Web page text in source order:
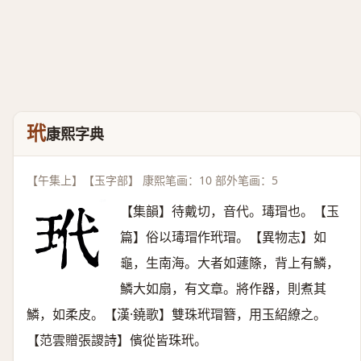
玳康熙字典
【午集上】【玉字部】 康熙笔画：10 部外笔画：5
【集韻】待戴切，音代。瑇瑁也。【玉
篇】俗以瑇瑁作玳瑁。【異物志】如
龜，生南海。大者如蘧篨，背上有鱗，
鱗大如扇，有文章。將作器，則煮其
鱗，如柔皮。【漢·鐃歌】雙珠玳瑁簪，用玉紹繚之。
【范雲贈張謖詩】儐從皆珠玳。